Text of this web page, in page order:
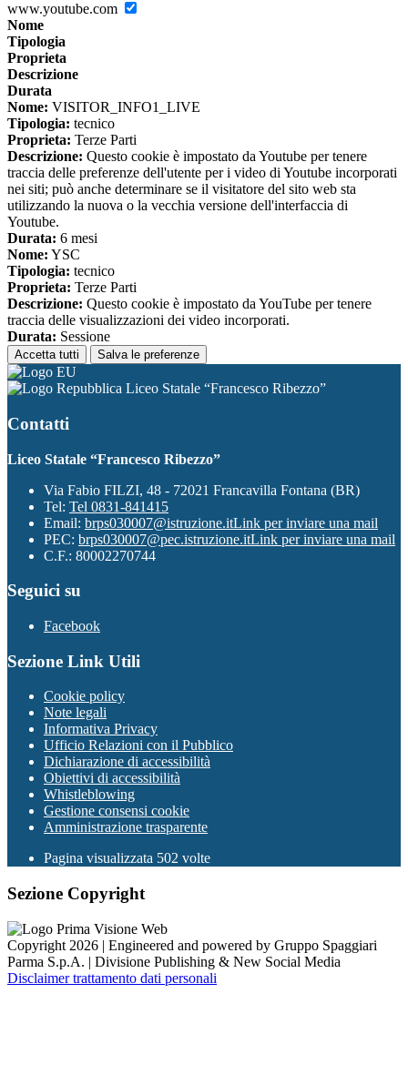
www.youtube.com
Nome
Tipologia
Proprieta
Descrizione
Durata
Nome: VISITOR_INFO1_LIVE
Tipologia: tecnico
Proprieta: Terze Parti
Descrizione: Questo cookie è impostato da Youtube per tenere
traccia delle preferenze dell'utente per i video di Youtube incorporati
nei siti; può anche determinare se il visitatore del sito web sta
utilizzando la nuova o la vecchia versione dell'interfaccia di
Youtube.
Durata: 6 mesi
Nome: YSC
Tipologia: tecnico
Proprieta: Terze Parti
Descrizione: Questo cookie è impostato da YouTube per tenere
traccia delle visualizzazioni dei video incorporati.
Durata: Sessione
Accetta tutti Salva le preferenze
Liceo Statale “Francesco Ribezzo”
Contatti
Liceo Statale “Francesco Ribezzo”
Via Fabio FILZI, 48 - 72021 Francavilla Fontana (BR)
Tel: Tel 0831-841415
Email: brps030007@istruzione.itLink per inviare una mail
PEC: brps030007@pec.istruzione.itLink per inviare una mail
C.F.: 80002270744
Seguici su
Facebook
Sezione Link Utili
Cookie policy
Note legali
Informativa Privacy
Ufficio Relazioni con il Pubblico
Dichiarazione di accessibilità
Obiettivi di accessibilità
Whistleblowing
Gestione consensi cookie
Amministrazione trasparente
Pagina visualizzata 502 volte
Sezione Copyright
Copyright 2026 | Engineered and powered by Gruppo Spaggiari
Parma S.p.A. | Divisione Publishing & New Social Media
Disclaimer trattamento dati personali